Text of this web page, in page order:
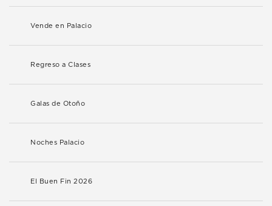
Vende en Palacio
Regreso a Clases
Galas de Otoño
Noches Palacio
El Buen Fin 2026